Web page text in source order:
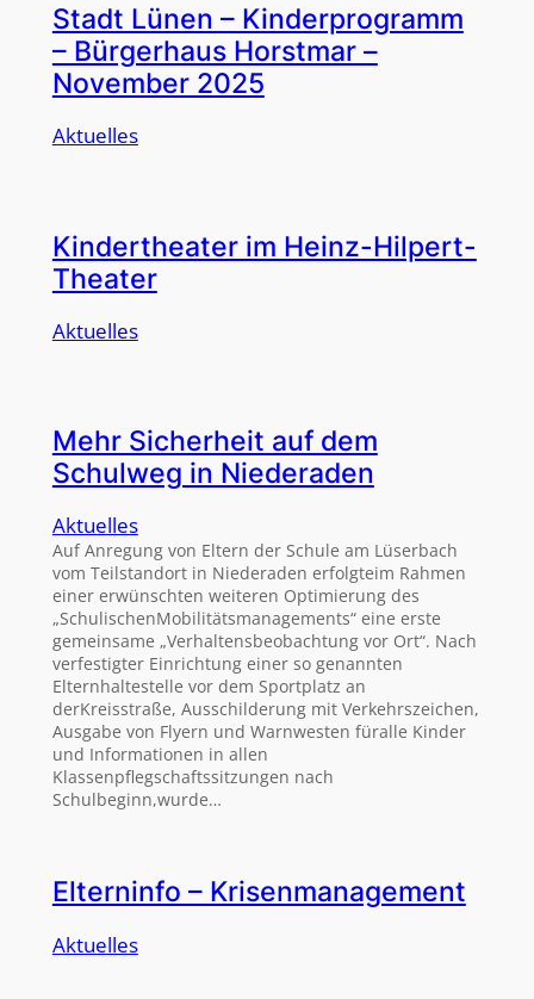
Stadt Lünen – Kinderprogramm
– Bürgerhaus Horstmar –
November 2025
Aktuelles
Kindertheater im Heinz-Hilpert-
Theater
Aktuelles
Mehr Sicherheit auf dem
Schulweg in Niederaden
Aktuelles
Auf Anregung von Eltern der Schule am Lüserbach
vom Teilstandort in Niederaden erfolgteim Rahmen
einer erwünschten weiteren Optimierung des
„SchulischenMobilitätsmanagements“ eine erste
gemeinsame „Verhaltensbeobachtung vor Ort“. Nach
verfestigter Einrichtung einer so genannten
Elternhaltestelle vor dem Sportplatz an
derKreisstraße, Ausschilderung mit Verkehrszeichen,
Ausgabe von Flyern und Warnwesten füralle Kinder
und Informationen in allen
Klassenpflegschaftssitzungen nach
Schulbeginn,wurde…
Elterninfo – Krisenmanagement
Aktuelles